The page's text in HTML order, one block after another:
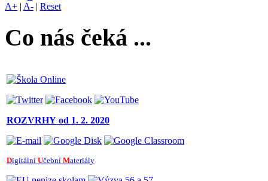
A+ | A- | Reset
Co nás čeká ...
ROZVRHY od 1. 2. 2020
Digitální Učební Materiály